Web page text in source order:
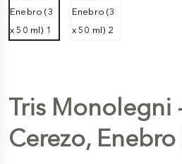
Tris Monolegni
Cerezo,